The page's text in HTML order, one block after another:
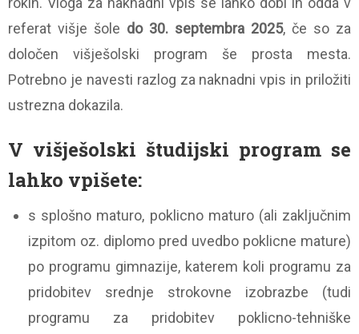
referat višje šole do 30. septembra 2025, če so za
določen višješolski program še prosta mesta.
Potrebno je navesti razlog za naknadni vpis in priložiti
ustrezna dokazila.
V višješolski študijski program se
lahko vpišete:
s splošno maturo, poklicno maturo (ali zaključnim
izpitom oz. diplomo pred uvedbo poklicne mature)
po programu gimnazije, katerem koli programu za
pridobitev srednje strokovne izobrazbe (tudi
programu za pridobitev poklicno-tehniške